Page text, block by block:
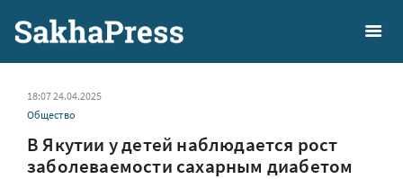
18:07 24.04.2025
Общество
В Якутии у детей наблюдается рост
заболеваемости сахарным диабетом